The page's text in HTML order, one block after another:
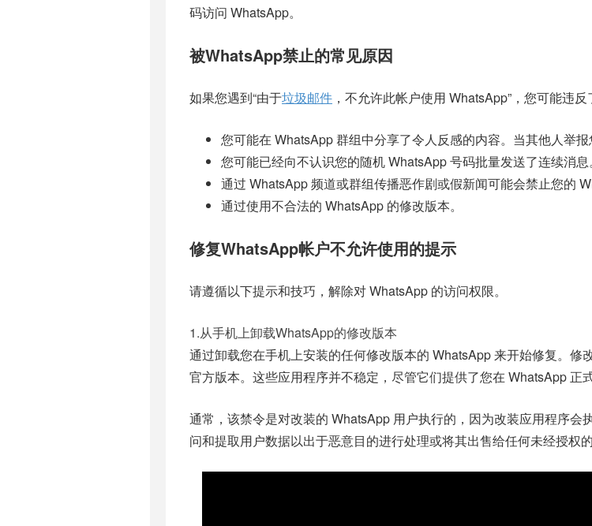
码访问 WhatsApp。
被WhatsApp禁止的常见原因
如果您遇到“由于垃圾邮件 ，不允许此帐户使用 WhatsApp”，您可能违
您可能在 WhatsApp 群组中分享了令人反感的内容。当其他人举报
您可能已经向不认识您的随机 WhatsApp 号码批量发送了连续消息。
通过 WhatsApp 频道或群组传播恶作剧或假新闻可能会禁止您的
通过使用不合法的 WhatsApp 的修改版本。
修复WhatsApp帐户不允许使用的提示
请遵循以下提示和技巧，解除对 WhatsApp 的访问权限。
1.从手机上卸载WhatsApp的修改版本
通过卸载您在手机上安装的任何修改版本的 WhatsApp 来开始修复。修
官方版本。这些应用程序并不稳定，尽管它们提供了您在 WhatsApp 正
通常，该禁令是对改装的 WhatsApp 用户执行的，因为改装应用程序会
问和提取用户数据以出于恶意目的进行处理或将其出售给任何未经授权的